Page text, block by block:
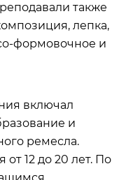
также
лепка,
формовочное и
включал
и
ремесла.
12 до 20 лет. По